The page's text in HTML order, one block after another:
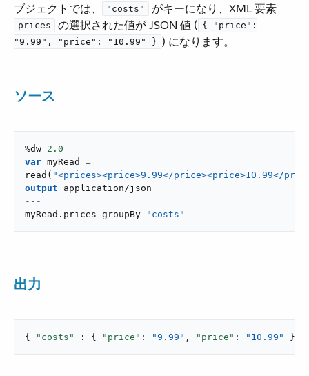
ブジェクトでは、​
"costs" ​ がキーになり、XML 要素 ​
prices ​ の選択された値が JSON 値 (​ { "price":
"9.99", "price": "10.99" } ​) になります。
ソース
%dw 2.0
var myRead =
read ( "<prices><price>9.99</price><price>10.99</
output
application/json
---
myRead . prices groupBy "costs"
出力
{ "costs" : { "price" : "9.99" , "price" : "10.99" } }